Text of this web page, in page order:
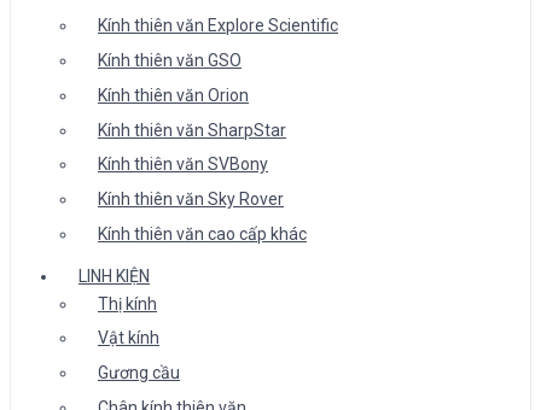
Kính thiên văn Explore Scientific
Kính thiên văn GSO
Kính thiên văn Orion
Kính thiên văn SharpStar
Kính thiên văn SVBony
Kính thiên văn Sky Rover
Kính thiên văn cao cấp khác
LINH KIỆN
Thị kính
Vật kính
Gương cầu